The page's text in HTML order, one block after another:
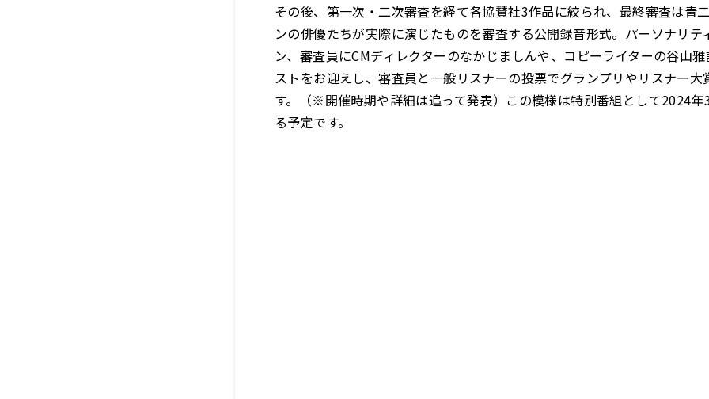
その後、第一次・二次審査を経て各協賛社3作品に絞られ、最終審査は青
ンの俳優たちが実際に演じたものを審査する公開録音形式。パーソナリテ
ン、審査員にCMディレクターのなかじましんや、コピーライターの谷山
ストをお迎えし、審査員と一般リスナーの投票でグランプリやリスナー大
す。（※開催時期や詳細は追って発表）この模様は特別番組として2024年
る予定です。